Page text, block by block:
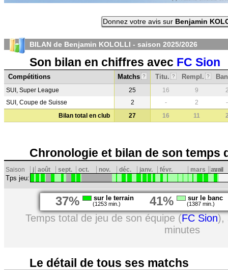
Donnez votre avis sur Benjamin
BILAN de Benjamin KOLOLLI - saison 2025/2026
Son bilan en chiffres avec FC Sion
Compétitions Matchs ? Titu. ? Rempl. ?
SUI, Super League 25 16 9
SUI, Coupe de Suisse
2 - 2
-
Bilan total en club
27 16 11
Chronologie et bilan de son temps
Saison j août sept. oct. nov. déc. janv. févr. mars avril
mai
Tps jeu:
37% sur le terrain
(1253 min.) 41% sur le banc
(1387 min.)
Temps total de jeu de son équipe (FC Sion),
minutes
Le détail de tous ses matchs